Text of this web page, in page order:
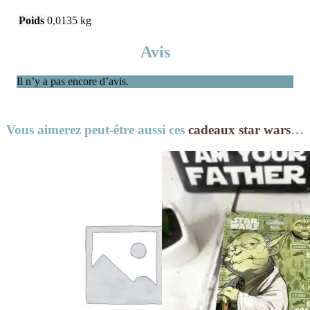
Poids 0,0135 kg
Avis
Il n’y a pas encore d’avis.
Vous aimerez peut-être aussi ces cadeaux star wars…